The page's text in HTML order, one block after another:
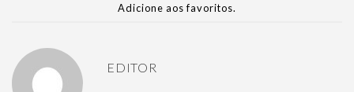
Adicione aos favoritos.
EDITOR